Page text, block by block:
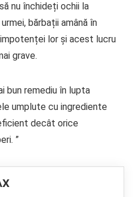
nu închideți ochii la
bărbații amână în
lor și acest lucru
grave.
bun remediu în lupta
umplute cu ingrediente
decât orice
”